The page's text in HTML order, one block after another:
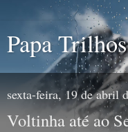
Papa Trilhos
sexta-feira, 19 de abril
Voltinha até ao